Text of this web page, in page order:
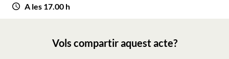
A les 17.00 h
Vols compartir aquest acte?